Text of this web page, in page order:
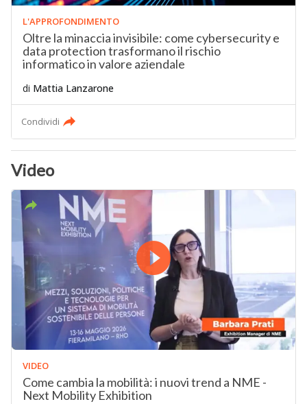
L'APPROFONDIMENTO
Oltre la minaccia invisibile: come cybersecurity e
data protection trasformano il rischio
informatico in valore aziendale
di Mattia Lanzarone
Condividi
Video
VIDEO
Come cambia la mobilità: i nuovi trend a NME -
Next Mobility Exhibition